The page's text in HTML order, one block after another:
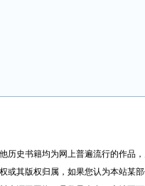
历史书籍均为网上普遍流行的作品
或其版权归属，如果您认为本站某